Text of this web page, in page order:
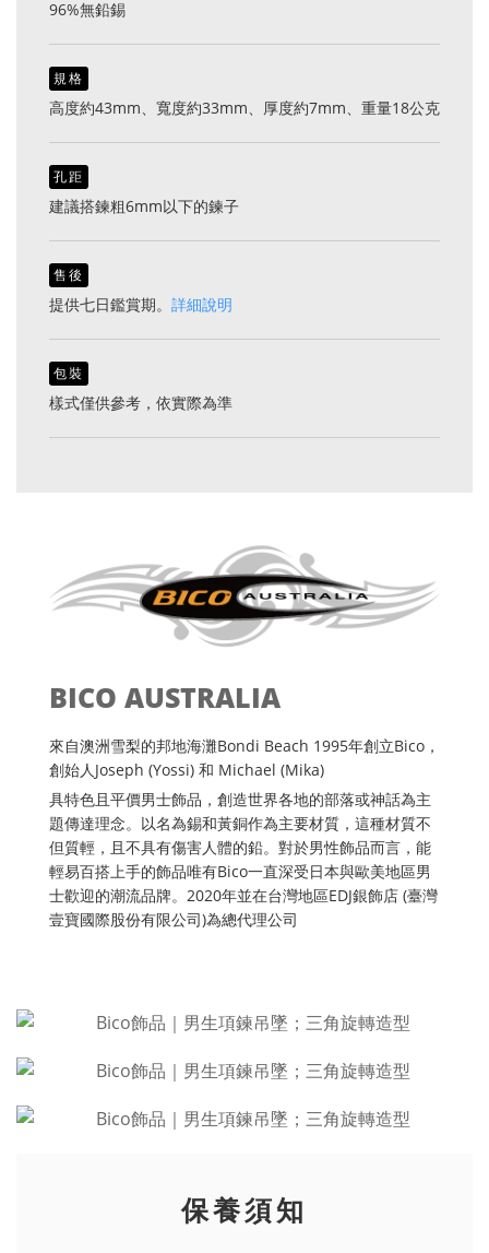
96%無鉛錫
規格
高度約43mm、寬度約33mm、厚度約7mm、重量18公克
孔距
建議搭鍊粗6mm以下的鍊子
售後
提供七日鑑賞期。 詳細說明
包裝
樣式僅供參考，依實際為準
BICO AUSTRALIA
來自澳洲雪梨的邦地海灘Bondi Beach 1995年創立Bico，
創始人Joseph (Yossi) 和 Michael (Mika)
具特色且平價男士飾品，創造世界各地的部落或神話為主
題傳達理念。以名為錫和黃銅作為主要材質，這種材質不
但質輕，且不具有傷害人體的鉛。對於男性飾品而言，能
輕易百搭上手的飾品唯有Bico一直深受日本與歐美地區男
士歡迎的潮流品牌。2020年並在台灣地區EDJ銀飾店 (臺灣
壹寶國際股份有限公司)為總代理公司
保養須知